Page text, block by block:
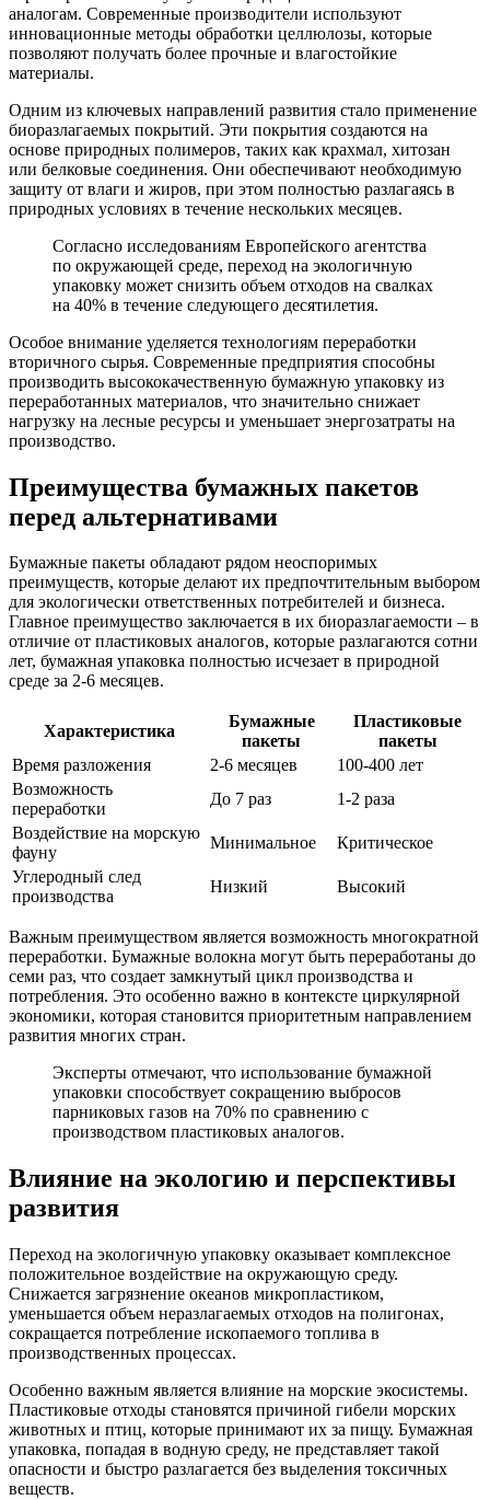
аналогам. Современные производители используют
инновационные методы обработки целлюлозы, которые
позволяют получать более прочные и влагостойкие
материалы.
Одним из ключевых направлений развития стало применение
биоразлагаемых покрытий. Эти покрытия создаются на
основе природных полимеров, таких как крахмал, хитозан
или белковые соединения. Они обеспечивают необходимую
защиту от влаги и жиров, при этом полностью разлагаясь в
природных условиях в течение нескольких месяцев.
Согласно исследованиям Европейского агентства
по окружающей среде, переход на экологичную
упаковку может снизить объем отходов на свалках
на 40% в течение следующего десятилетия.
Особое внимание уделяется технологиям переработки
вторичного сырья. Современные предприятия способны
производить высококачественную бумажную упаковку из
переработанных материалов, что значительно снижает
нагрузку на лесные ресурсы и уменьшает энергозатраты на
производство.
Преимущества бумажных пакетов
перед альтернативами
Бумажные пакеты обладают рядом неоспоримых
преимуществ, которые делают их предпочтительным выбором
для экологически ответственных потребителей и бизнеса.
Главное преимущество заключается в их биоразлагаемости – в
отличие от пластиковых аналогов, которые разлагаются сотни
лет, бумажная упаковка полностью исчезает в природной
среде за 2-6 месяцев.
Характеристика
Бумажные
пакеты
Пластиковые
пакеты
Время разложения
2-6 месяцев
100-400 лет
Возможность
переработки
До 7 раз
1-2 раза
Воздействие на морскую
фауну
Минимальное
Критическое
Углеродный след
производства
Низкий Высокий
Важным преимуществом является возможность многократной
переработки. Бумажные волокна могут быть переработаны до
семи раз, что создает замкнутый цикл производства и
потребления. Это особенно важно в контексте циркулярной
экономики, которая становится приоритетным направлением
развития многих стран.
Эксперты отмечают, что использование бумажной
упаковки способствует сокращению выбросов
парниковых газов на 70% по сравнению с
производством пластиковых аналогов.
Влияние на экологию и перспективы
развития
Переход на экологичную упаковку оказывает комплексное
положительное воздействие на окружающую среду.
Снижается загрязнение океанов микропластиком,
уменьшается объем неразлагаемых отходов на полигонах,
сокращается потребление ископаемого топлива в
производственных процессах.
Особенно важным является влияние на морские экосистемы.
Пластиковые отходы становятся причиной гибели морских
животных и птиц, которые принимают их за пищу. Бумажная
упаковка, попадая в водную среду, не представляет такой
опасности и быстро разлагается без выделения токсичных
веществ.